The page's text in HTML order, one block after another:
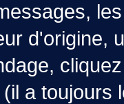
d'origine,
a toujours